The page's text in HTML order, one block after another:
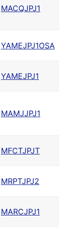
MACQJPJ1
YAMEJPJ1OSA
YAMEJPJ1
MAMJJPJ1
MFCTJPJT
MRPTJPJ2
MARCJPJ1